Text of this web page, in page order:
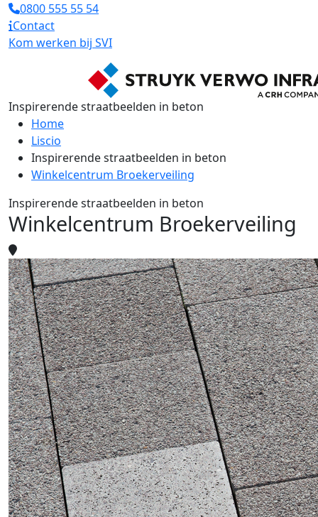
0800 555 55 54
Contact
Kom werken bij SVI
Inspirerende straatbeelden in beton
Home
Liscio
Inspirerende straatbeelden in beton
Winkelcentrum Broekerveiling
Inspirerende straatbeelden in beton
Winkelcentrum Broekerveiling